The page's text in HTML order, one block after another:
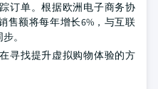
订单。根据欧洲电子商务协
售额将每年增长6%，与互联
。
寻找提升虚拟购物体验的方